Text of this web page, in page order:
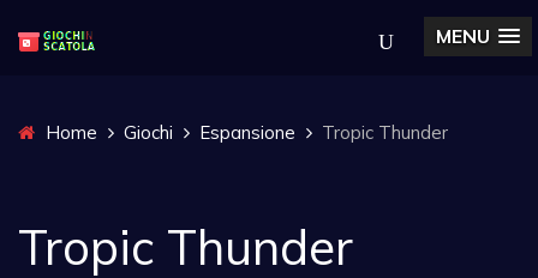
MENU
Home Giochi Espansione Tropic Thunder
Tropic Thunder